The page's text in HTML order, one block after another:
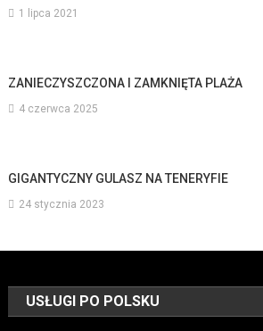
1 lipca 2021
ZANIECZYSZCZONA I ZAMKNIĘTA PLAŻA
4 czerwca 2025
GIGANTYCZNY GULASZ NA TENERYFIE
24 stycznia 2023
USŁUGI PO POLSKU